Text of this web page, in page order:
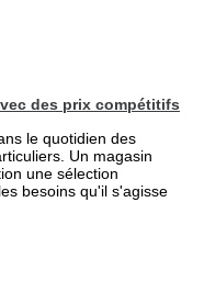
des prix compétitifs
le quotidien des
Un magasin
une sélection
besoins qu'il s'agisse